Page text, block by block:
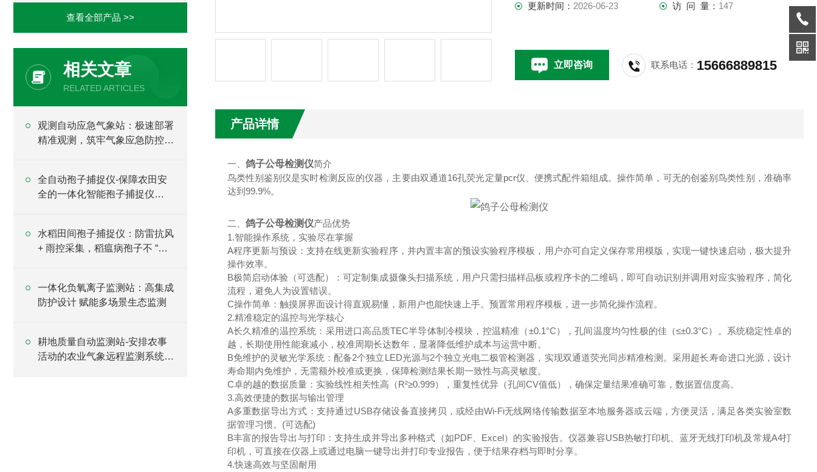
查看全部产品 >>
相关文章
RELATED ARTICLES
观测自动应急气象站：极速部署
精准观测，筑牢气象应急防控防
全自动孢子捕捉仪-保障农田安
全的一体化智能孢子捕捉仪
水稻田间孢子捕捉仪：防雷抗风
+ 雨控采集，稻瘟病孢子不 “漏
一体化负氧离子监测站：高集成
防护设计 赋能多场景生态监测
耕地质量自动监测站-安排农事
活动的农业气象远程监测系统
更新时间： 2026-06-23 访 问 量： 147
立即咨询 联系电话： 15666889815
产品详情
一、 鸽子公母检测仪简介
鸟类性别鉴别仪是实时检测反应的仪器，主要由双通道16孔荧光定量pcr仪、便携式配件箱组成。操作简单，可无的创鉴别鸟类性别，准确率
达到99.9%。
二、 鸽子公母检测仪产品优势
1.智能操作系统，实验尽在掌握
A程序更新与预设：支持在线更新实验程序，并内置丰富的预设实验程序模板，用户亦可自定义保存常用模版，实现一键快速启动，极大提升
操作效率。
B极简启动体验（可选配）：可定制集成摄像头扫描系统，用户只需扫描样品板或程序卡的二维码，即可自动识别并调用对应实验程序，简化
流程，避免人为设置错误。
C操作简单：触摸屏界面设计得直观易懂，新用户也能快速上手。预置常用程序模板，进一步简化操作流程。
2.精准稳定的温控与光学核心
A长久精准的温控系统：采用进口高品质TEC半导体制冷模块，控温精准（±0.1°C），孔间温度均匀性极的佳（≤±0.3°C）。系统稳定性卓的
越，长期使用性能衰减小，校准周期长达数年，显著降低维护成本与运营中断。
B免维护的灵敏光学系统：配备2个独立LED光源与2个独立光电二极管检测器，实现双通道荧光同步精准检测。采用超长寿命进口光源，设计
寿命期内免维护，无需额外校准或更换，保障检测结果长期一致性与高灵敏度。
C卓的越的数据质量：实验线性相关性高（R²≥0.999），重复性优异（孔间CV值低），确保定量结果准确可靠，数据置信度高。
3.高效便捷的数据与输出管理
A多重数据导出方式：支持通过USB存储设备直接拷贝，或经由Wi-Fi无线网络传输数据至本地服务器或云端，方便灵活，满足各类实验室数
据管理习惯。(可选配)
B丰富的报告导出与打印：支持生成并导出多种格式（如PDF、Excel）的实验报告。仪器兼容USB热敏打印机、蓝牙无线打印机及常规A4打
印机，可直接在仪器上或通过电脑一键导出并打印专业报告，便于结果存档与即时分享。
4.快速高效与坚固耐用